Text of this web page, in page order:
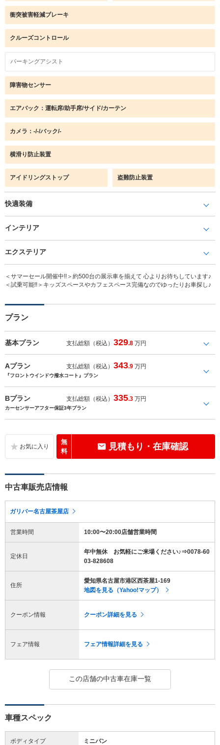
衝突被害軽減ブレーキ
クルーズコントロール
パーキングアシスト
障害物センサー
エアバック：運転席/助手席/サイド/カーテン
カメラ：-/-/バック/-
横滑り防止装置
アイドリングストップ 盗難防止装置
快適装備
インテリア
エクステリア
＜サマーセール開催中!!＞約500台の展示車を揃えて 心よりお待ちしています♪
＜試乗可能!!＞キッズスペースやカフェスペース完備なのでゆったりお車探し♪
プラン
基本プラン 支払総額（税込）329.8 万円
Aプラン 支払総額（税込）343.9 万円
『フロントウインドウ撥水コート』プラン
Bプラン 支払総額（税込）335.3 万円
カーセンサーアフター保証3年プラン
無
料
見積もり・在庫確認
中古車販売店情報
ガリバー名古屋茶屋店
営業時間 10:00〜20:00店舗営業時間
定休日
年中無休 お気軽にご来場ください♪⇒0078-60
03-828608
住所
愛知県名古屋市港区西茶屋1-169
地図を見る（Yahoo!マップ）
クーポン情報 クーポン詳細を見る
フェア情報 フェア情報詳細を見る
この店舗の中古車在庫一覧
車種スペック
ボディタイプ ミニバン